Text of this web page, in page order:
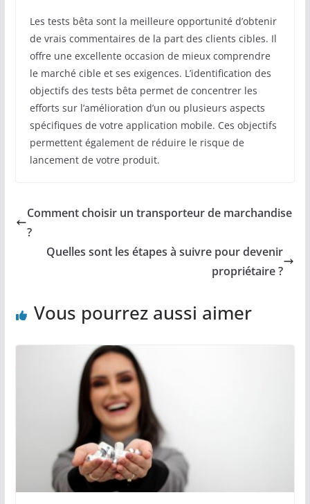
Les tests bêta sont la meilleure opportunité d’obtenir
de vrais commentaires de la part des clients cibles. Il
offre une excellente occasion de mieux comprendre
le marché cible et ses exigences. L’identification des
objectifs des tests bêta permet de concentrer les
efforts sur l’amélioration d’un ou plusieurs aspects
spécifiques de votre application mobile. Ces objectifs
permettent également de réduire le risque de
lancement de votre produit.
Comment choisir un transporteur de marchandise
?
Quelles sont les étapes à suivre pour devenir
propriétaire ?
Vous pourrez aussi aimer